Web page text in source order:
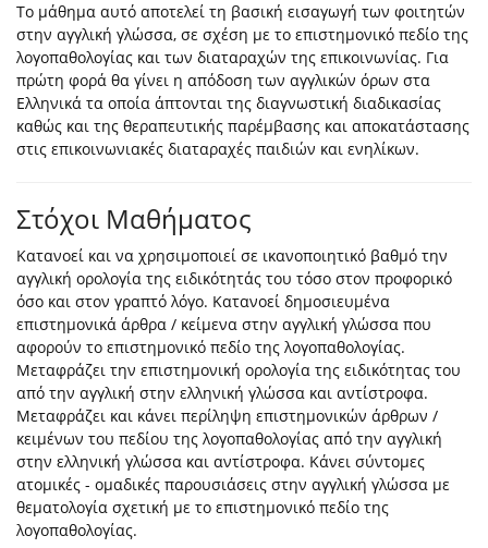
Το μάθημα αυτό αποτελεί τη βασική εισαγωγή των φοιτητών
στην αγγλική γλώσσα, σε σχέση με το επιστημονικό πεδίο της
λογοπαθολογίας και των διαταραχών της επικοινωνίας. Για
πρώτη φορά θα γίνει η απόδοση των αγγλικών όρων στα
Ελληνικά τα οποία άπτονται της διαγνωστική διαδικασίας
καθώς και της θεραπευτικής παρέμβασης και αποκατάστασης
στις επικοινωνιακές διαταραχές παιδιών και ενηλίκων.
Στόχοι Μαθήματος
Κατανοεί και να χρησιμοποιεί σε ικανοποιητικό βαθμό την
αγγλική ορολογία της ειδικότητάς του τόσο στον προφορικό
όσο και στον γραπτό λόγο. Κατανοεί δημοσιευμένα
επιστημονικά άρθρα / κείμενα στην αγγλική γλώσσα που
αφορούν το επιστημονικό πεδίο της λογοπαθολογίας.
Μεταφράζει την επιστημονική ορολογία της ειδικότητας του
από την αγγλική στην ελληνική γλώσσα και αντίστροφα.
Μεταφράζει και κάνει περίληψη επιστημονικών άρθρων /
κειμένων του πεδίου της λογοπαθολογίας από την αγγλική
στην ελληνική γλώσσα και αντίστροφα. Κάνει σύντομες
ατομικές - ομαδικές παρουσιάσεις στην αγγλική γλώσσα με
θεματολογία σχετική με το επιστημονικό πεδίο της
λογοπαθολογίας.